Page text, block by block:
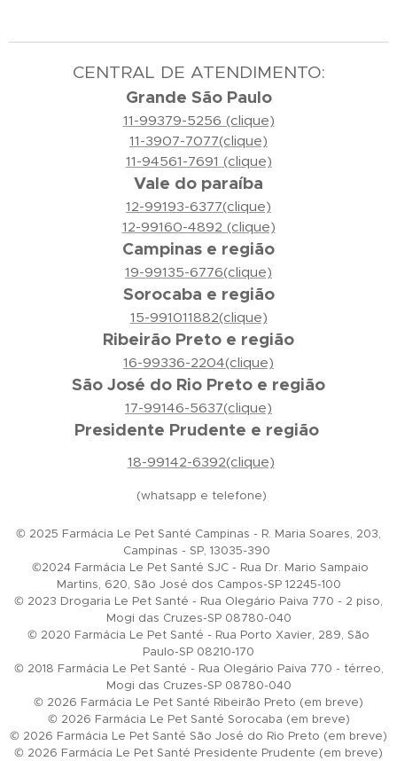
CENTRAL DE ATENDIMENTO:
Grande São Paulo
11-99379-5256 (clique)
11-3907-7077(clique)
11-94561-7691 (clique)
Vale do paraíba
12-99193-6377(clique)
12-99160-4892 (clique)
Campinas e região
19-99135-6776(clique)
Sorocaba e região
15-991011882(clique)
Ribeirão Preto e região
16-99336-2204(clique)
São José do Rio Preto e região
17-99146-5637(clique)
Presidente Prudente e região
18-99142-6392(clique)
(whatsapp e telefone)
© 2025 Farmácia Le Pet Santé Campinas - R. Maria Soares, 203,
Campinas - SP, 13035-390
©2024 Farmácia Le Pet Santé SJC - Rua Dr. Mario Sampaio
Martins, 620, São José dos Campos-SP 12245-100
© 2023 Drogaria Le Pet Santé - Rua Olegário Paiva 770 - 2 piso,
Mogi das Cruzes-SP 08780-040
© 2020 Farmácia Le Pet Santé - Rua Porto Xavier, 289, São
Paulo-SP 08210-170
© 2018 Farmácia Le Pet Santé - Rua Olegário Paiva 770 - térreo,
Mogi das Cruzes-SP 08780-040
© 2026 Farmácia Le Pet Santé Ribeirão Preto (em breve)
© 2026 Farmácia Le Pet Santé Sorocaba (em breve)
© 2026 Farmácia Le Pet Santé São José do Rio Preto (em breve)
© 2026 Farmácia Le Pet Santé Presidente Prudente (em breve)